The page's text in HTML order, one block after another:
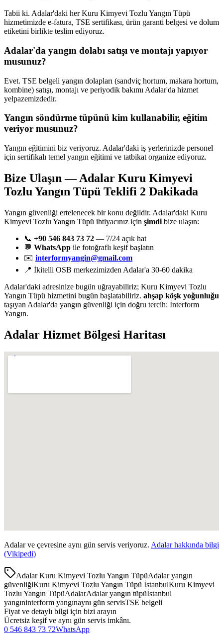
Tabii ki. Adalar'daki her Kuru Kimyevi Tozlu Yangın Tüpü
hizmetimizde e-fatura, TSE sertifikası, ürün garanti belgesi ve dolum
etiketini birlikte teslim ediyoruz.
Adalar'da yangın dolabı satışı ve montajı yapıyor
musunuz?
Evet. TSE belgeli yangın dolapları (sandviç hortum, makara hortum,
kombine) satışı, montajı ve periyodik bakımı Adalar'da hizmet
yelpazemizdedir.
Yangın söndürme tüpünü kim kullanabilir, eğitim
veriyor musunuz?
Yangın eğitimini biz veriyoruz. Adalar'daki iş yerlerinizde personel
için sertifikalı temel yangın eğitimi ve tatbikat organize ediyoruz.
Bize Ulaşın — Adalar Kuru Kimyevi
Tozlu Yangın Tüpü Teklifi 2 Dakikada
Yangın güvenliği ertelenecek bir konu değildir. Adalar'daki Kuru
Kimyevi Tozlu Yangın Tüpü ihtiyacınız için şimdi bize ulaşın:
📞 +90 546 843 73 72 — 7/24 açık hat
💬 WhatsApp ile fotoğraflı keşif başlatın
✉️ interformyangin@gmail.com
📍 İkitelli OSB merkezimizden Adalar'a 30-60 dakika
Adalar'daki adresinize bugün uğrayabiliriz; Kuru Kimyevi Tozlu
Yangın Tüpü hizmetini bugün başlatabiliriz. ahşap köşk yoğunluğu
taşıyan Adalar'da yangın güvenliği için doğru tercih: İnterform
Yangın.
Adalar Hizmet Bölgesi Haritası
Adalarve çevresine aynı gün servis veriyoruz. Adalarhakkında bilgi
(Vikipedi)
Adalar Kuru Kimyevi Tozlu Yangın TüpüAdalar yangın
güvenliğiKuru Kimyevi Tozlu Yangın Tüpü İstanbulKuru Kimyevi
Tozlu Yangın TüpüAdalarAdalar yangın tüpüİstanbul
yangıninterform yangınaynı gün servisTSE belgeli
Fiyat ve detaylı bilgi için bizi arayın
Ücretsiz keşif ve aynı gün servis imkânı.
0 546 843 73 72WhatsApp